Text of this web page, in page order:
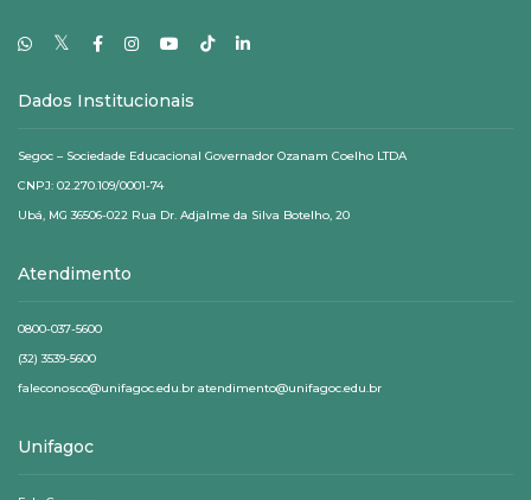
𝕏
Dados Institucionais
Segoc – Sociedade Educacional Governador Ozanam Coelho LTDA
CNPJ: 02.270.109/0001-74
Ubá, MG 36506-022 Rua Dr. Adjalme da Silva Botelho, 20
Atendimento
0800-037-5600
(32) 3539-5600
faleconosco@unifagoc.edu.br atendimento@unifagoc.edu.br
Unifagoc